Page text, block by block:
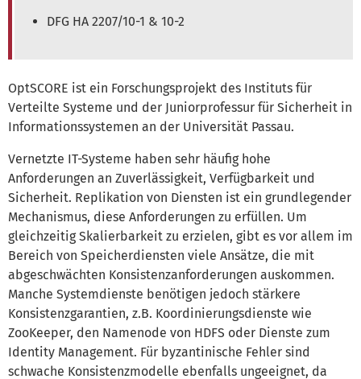
DFG HA 2207/10-1 & 10-2
OptSCORE ist ein Forschungsprojekt des Instituts für
Verteilte Systeme und der Juniorprofessur für Sicherheit in
Informationssystemen an der Universität Passau.
Vernetzte IT-Systeme haben sehr häufig hohe
Anforderungen an Zuverlässigkeit, Verfügbarkeit und
Sicherheit. Replikation von Diensten ist ein grundlegender
Mechanismus, diese Anforderungen zu erfüllen. Um
gleichzeitig Skalierbarkeit zu erzielen, gibt es vor allem im
Bereich von Speicherdiensten viele Ansätze, die mit
abgeschwächten Konsistenzanforderungen auskommen.
Manche Systemdienste benötigen jedoch stärkere
Konsistenzgarantien, z.B. Koordinierungsdienste wie
ZooKeeper, den Namenode von HDFS oder Dienste zum
Identity Management. Für byzantinische Fehler sind
schwache Konsistenzmodelle ebenfalls ungeeignet, da